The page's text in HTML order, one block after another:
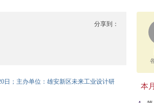
分享到：
日；主办单位：雄安新区未来工业设计研 本